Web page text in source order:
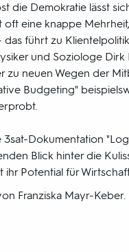
die Demokratie lässt
oft eine knappe
das führt zu
und Soziologe Dirk
zu neuen Wegen der
Budgeting"
3sat-Dokumentation
Blick hinter die
ihr Potential für
Franziska Mayr-Keber.